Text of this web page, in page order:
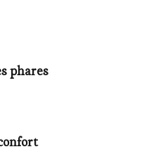
phares